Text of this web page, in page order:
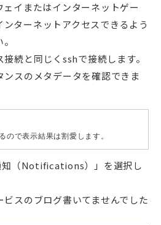
イまたはインターネットゲー
ンターネットアクセスできるよう
続と同じくsshで接続します。
ンスのメタデータを確認できま
知（Notifications）」を選択し
スのブログ書いてませんでした